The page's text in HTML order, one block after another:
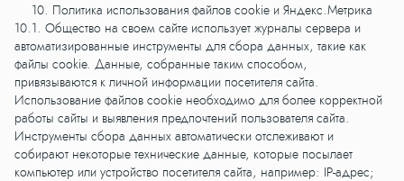
10. Политика использования файлов cookie и Яндекс.Метрика
10.1. Общество на своем сайте использует журналы сервера и
автоматизированные инструменты для сбора данных, такие как
файлы cookie. Данные, собранные таким способом,
привязываются к личной информации посетителя сайта.
Использование файлов cookie необходимо для более корректной
работы сайты и выявления предпочтений пользователя сайта.
Инструменты сбора данных автоматически отслеживают и
собирают некоторые технические данные, которые посылает
компьютер или устройство посетителя сайта, например: IP-адрес;